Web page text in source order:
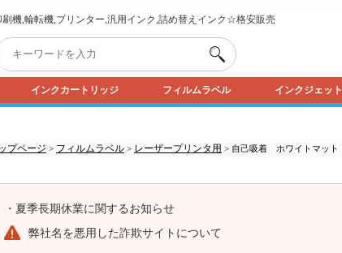
機,輪転機,プリンター,汎用インク,詰め替えインク☆格安販売
インクカートリッジ フィルムラベル インクジェッ
プページ > フィルムラベル > レーザープリンタ用 > 自己吸着 ホワイトマット
・ 夏季長期休業に関するお知らせ
弊社名を悪用した詐欺サイトについて